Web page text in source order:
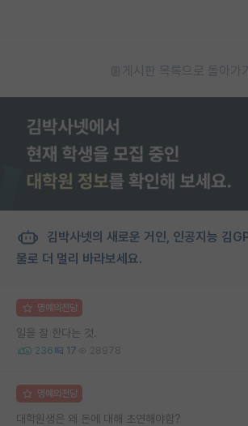
게시판 목록으로 돌아가기
김박사넷의 새로운 거인, 인공지능 김
물로 더 멀리 바라보세요.
명예의전당
일을 잘 한다는 것.
236 17 28978
명예의전당
대학원생은 왜 돈에 대해 초연해야함?